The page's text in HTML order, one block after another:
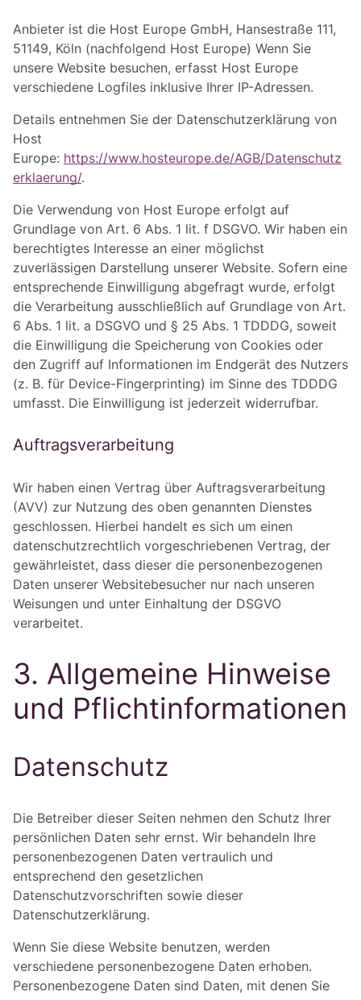
Anbieter ist die Host Europe GmbH, Hansestraße 111,
51149, Köln (nachfolgend Host Europe) Wenn Sie
unsere Website besuchen, erfasst Host Europe
verschiedene Logfiles inklusive Ihrer IP-Adressen.
Details entnehmen Sie der Datenschutzerklärung von
Host
Europe: https://www.hosteurope.de/AGB/Datenschutz
erklaerung/.
Die Verwendung von Host Europe erfolgt auf
Grundlage von Art. 6 Abs. 1 lit. f DSGVO. Wir haben ein
berechtigtes Interesse an einer möglichst
zuverlässigen Darstellung unserer Website. Sofern eine
entsprechende Einwilligung abgefragt wurde, erfolgt
die Verarbeitung ausschließlich auf Grundlage von Art.
6 Abs. 1 lit. a DSGVO und § 25 Abs. 1 TDDDG, soweit
die Einwilligung die Speicherung von Cookies oder
den Zugriff auf Informationen im Endgerät des Nutzers
(z. B. für Device-Fingerprinting) im Sinne des TDDDG
umfasst. Die Einwilligung ist jederzeit widerrufbar.
Auftragsverarbeitung
Wir haben einen Vertrag über Auftragsverarbeitung
(AVV) zur Nutzung des oben genannten Dienstes
geschlossen. Hierbei handelt es sich um einen
datenschutzrechtlich vorgeschriebenen Vertrag, der
gewährleistet, dass dieser die personenbezogenen
Daten unserer Websitebesucher nur nach unseren
Weisungen und unter Einhaltung der DSGVO
verarbeitet.
3. Allgemeine Hinweise
und Pflicht­informationen
Datenschutz
Die Betreiber dieser Seiten nehmen den Schutz Ihrer
persönlichen Daten sehr ernst. Wir behandeln Ihre
personenbezogenen Daten vertraulich und
entsprechend den gesetzlichen
Datenschutzvorschriften sowie dieser
Datenschutzerklärung.
Wenn Sie diese Website benutzen, werden
verschiedene personenbezogene Daten erhoben.
Personenbezogene Daten sind Daten, mit denen Sie